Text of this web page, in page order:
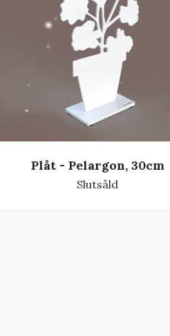
Plåt - Pelargon, 30cm
Slutsåld